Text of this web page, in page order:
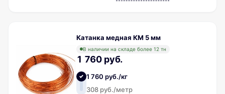
Катанка медная КМ 5 мм
В наличии на складе более 12 тн
1 760 руб.
1 760 руб./кг
308 руб./метр